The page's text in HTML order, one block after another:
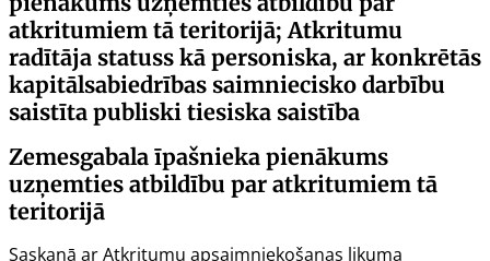
atkritumiem tā teritorijā; Atkritumu
radītāja statuss kā personiska, ar konkrētās
kapitālsabiedrības saimniecisko darbību
saistīta publiski tiesiska saistība
Zemesgabala īpašnieka pienākums
uzņemties atbildību par atkritumiem tā
teritorijā
Saskaņā ar Atkritumu apsaimniekošanas likuma